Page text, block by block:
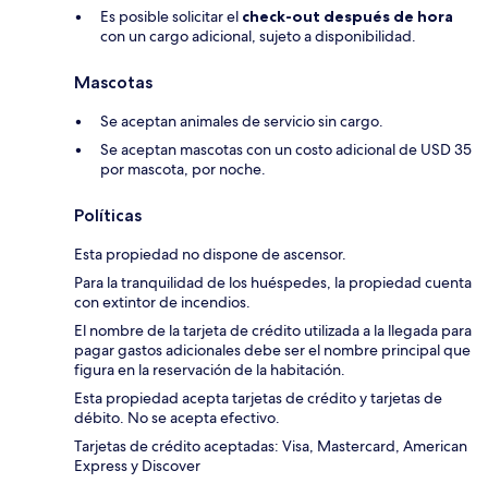
Es posible solicitar el check-out después de hora
con un cargo adicional, sujeto a disponibilidad.
Mascotas
Se aceptan animales de servicio sin cargo.
Se aceptan mascotas con un costo adicional de USD 35
por mascota, por noche.
Políticas
Esta propiedad no dispone de ascensor.
Para la tranquilidad de los huéspedes, la propiedad cuenta
con extintor de incendios.
El nombre de la tarjeta de crédito utilizada a la llegada para
pagar gastos adicionales debe ser el nombre principal que
figura en la reservación de la habitación.
Esta propiedad acepta tarjetas de crédito y tarjetas de
débito. No se acepta efectivo.
Tarjetas de crédito aceptadas: Visa, Mastercard, American
Express y Discover